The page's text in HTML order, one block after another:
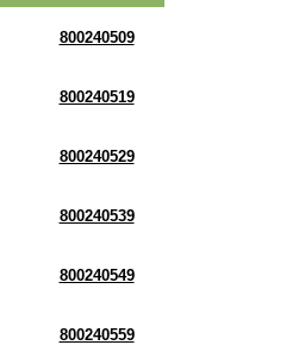
800240509
800240519
800240529
800240539
800240549
800240559